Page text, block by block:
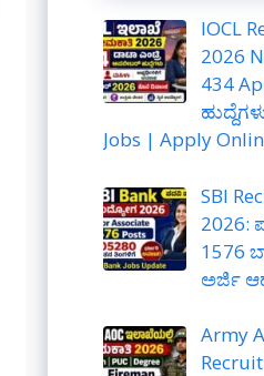
IOCL
2026
434
Jobs | Apply
SBI
2026:
1576
ಅರ್ಜಿ
Army